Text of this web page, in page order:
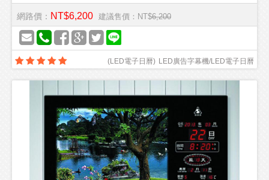
網路價： NT$6,200 建議售價：NT$6,200
LED廣告字幕機/LED電子日曆
(LED電子日曆)